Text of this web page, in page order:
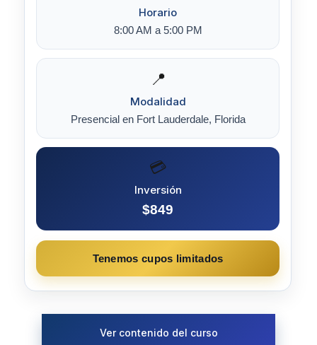
Horario
8:00 AM a 5:00 PM
📍
Modalidad
Presencial en Fort Lauderdale, Florida
💳
Inversión
$849
Tenemos cupos limitados
Ver contenido del curso